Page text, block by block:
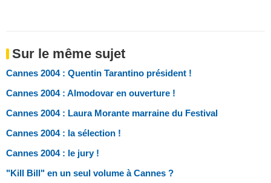
Sur le même sujet
Cannes 2004 : Quentin Tarantino président !
Cannes 2004 : Almodovar en ouverture !
Cannes 2004 : Laura Morante marraine du Festival
Cannes 2004 : la sélection !
Cannes 2004 : le jury !
"Kill Bill" en un seul volume à Cannes ?